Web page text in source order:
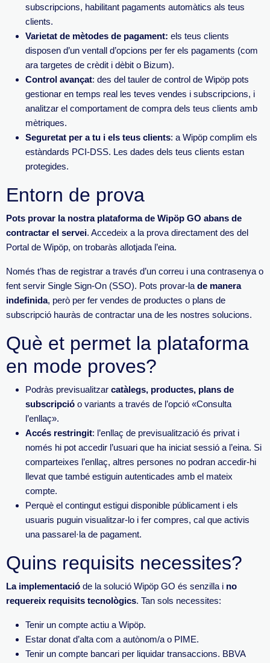
subscripcions, habilitant pagaments automàtics als teus
clients.
Varietat de mètodes de pagament: els teus clients
disposen d’un ventall d’opcions per fer els pagaments (com
ara targetes de crèdit i dèbit o Bizum).
Control avançat: des del tauler de control de Wipöp pots
gestionar en temps real les teves vendes i subscripcions, i
analitzar el comportament de compra dels teus clients amb
mètriques.
Seguretat per a tu i els teus clients: a Wipöp complim els
estàndards PCI-DSS. Les dades dels teus clients estan
protegides.
Entorn de prova
Pots provar la nostra plataforma de Wipöp GO abans de
contractar el servei. Accedeix a la prova directament des del
Portal de Wipöp, on trobaràs allotjada l’eina.
Només t’has de registrar a través d’un correu i una contrasenya o
fent servir Single Sign-On (SSO). Pots provar-la de manera
indefinida, però per fer vendes de productes o plans de
subscripció hauràs de contractar una de les nostres solucions.
Què et permet la plataforma
en mode proves?
Podràs previsualitzar catàlegs, productes, plans de
subscripció o variants a través de l’opció «Consulta
l’enllaç».
Accés restringit: l’enllaç de previsualització és privat i
només hi pot accedir l’usuari que ha iniciat sessió a l’eina. Si
comparteixes l’enllaç, altres persones no podran accedir-hi
llevat que també estiguin autenticades amb el mateix
compte.
Perquè el contingut estigui disponible públicament i els
usuaris puguin visualitzar-lo i fer compres, cal que activis
una passarel·la de pagament.
Quins requisits necessites?
La implementació de la solució Wipöp GO és senzilla i no
requereix requisits tecnològics. Tan sols necessites:
Tenir un compte actiu a Wipöp.
Estar donat d’alta com a autònom/a o PIME.
Tenir un compte bancari per liquidar transaccions. BBVA